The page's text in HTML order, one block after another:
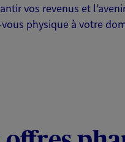
vos revenus et
physique à votre